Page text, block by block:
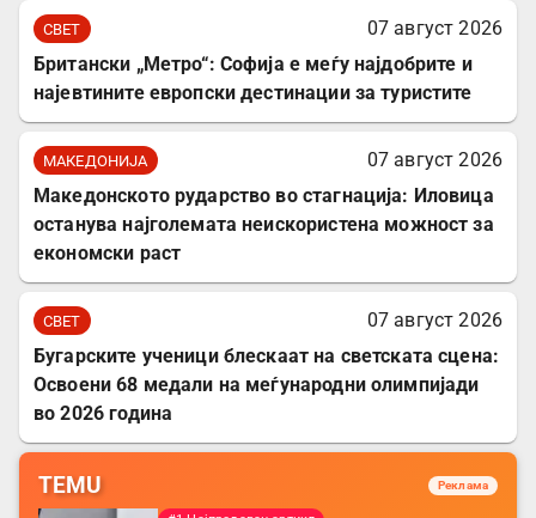
СВЕТ
07 август 2026
Британски „Метро“: Софија е меѓу најдобрите и
најевтините европски дестинации за туристите
МАКЕДОНИЈА
07 август 2026
Македонското рударство во стагнација: Иловица
останува најголемата неискористена можност за
економски раст
СВЕТ
07 август 2026
Бугарските ученици блескаат на светската сцена:
Освоени 68 медали на меѓународни олимпијади
во 2026 година
TEMU Реклама